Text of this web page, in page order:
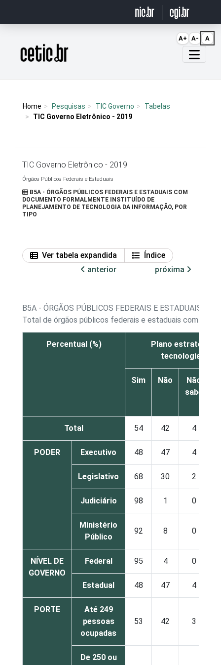
Página inicial
Home Pesquisas TIC Governo
Tabelas
TIC Governo Eletrônico - 2019
TIC Governo Eletrônico - 2019
Órgãos Públicos Federais e Estaduais
B5A - ÓRGÃOS PÚBLICOS FEDERAIS E ESTADUAIS COM
DOCUMENTO FORMALMENTE INSTITUÍDO DE
PLANEJAMENTO DE TECNOLOGIA DA INFORMAÇÃO, POR
TIPO
Ver tabela expandida
Índice
anterior
próxima
B5A - ÓRGÃOS PÚBLICOS FEDERAIS E ESTADUAIS
Total de órgãos públicos federais e estaduais com
Percentual (%)
Plano estratégico
tecnologia da
Sim Não
Não
sabe
Total 54 42 4
PODER Executivo 48 47 4
Legislativo 68 30 2
Judiciário 98 1 0
Ministério
Público
92 8 0
NÍVEL DE
GOVERNO
Federal 95 4 0
Estadual 48 47 4
PORTE
Até 249
pessoas
ocupadas
53 42 3
De 250 ou
A+ A- A